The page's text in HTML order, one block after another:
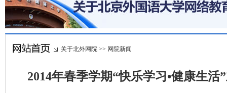
关于北外网院 >> 网院新闻
2014年春季学期“快乐学习•健康生